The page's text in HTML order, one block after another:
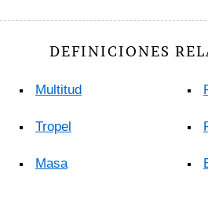
DEFINICIONES
Multitud
Tropel
Masa